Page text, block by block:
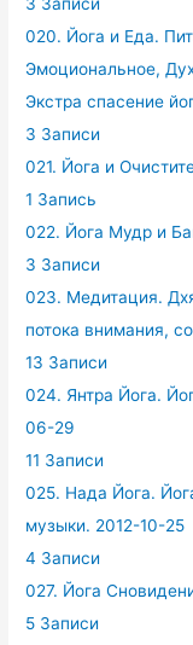
020. Йога и Еда.
Эмоциональное,
Экстра спасение
3 Записи
021. Йога и
1 Запись
022. Йога Мудр и
3 Записи
023. Медитация.
потока внимания,
13 Записи
024. Янтра Йога.
06-29
11 Записи
025. Нада Йога.
музыки. 2012-10-25
4 Записи
027. Йога
5 Записи